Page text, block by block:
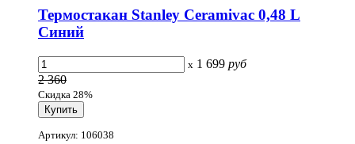
Термостакан Stanley Ceramivac 0,48 L
Синий
x 1 699 руб
2 360
Скидка 28%
Артикул: 106038